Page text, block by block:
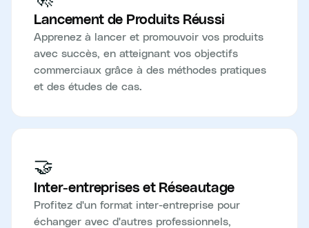
Lancement de Produits Réussi
Apprenez à lancer et promouvoir vos produits
avec succès, en atteignant vos objectifs
commerciaux grâce à des méthodes pratiques
et des études de cas.
🤝
Inter-entreprises et Réseautage
Profitez d'un format inter-entreprise pour
échanger avec d'autres professionnels,